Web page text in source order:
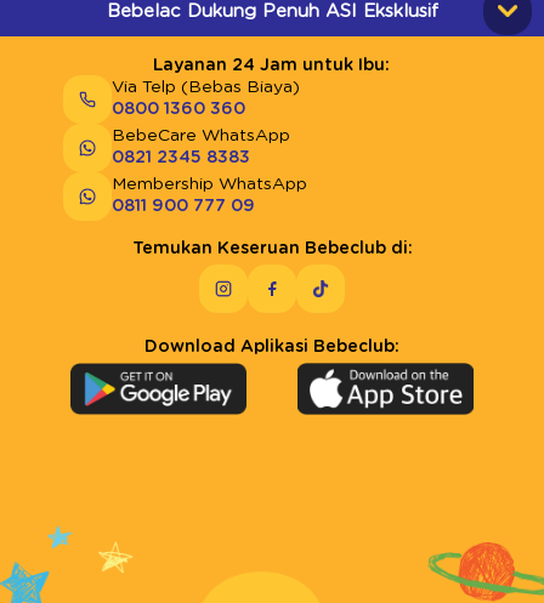
Bebelac Dukung Penuh ASI Eksklusif
Layanan 24 Jam untuk Ibu:
Via Telp (Bebas Biaya)
0800 1360 360
BebeCare WhatsApp
0821 2345 8383
Membership WhatsApp
0811 900 777 09
Temukan Keseruan Bebeclub di:
Download Aplikasi Bebeclub: